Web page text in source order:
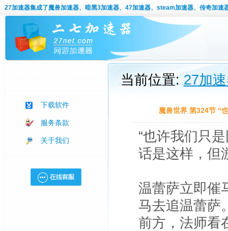
27加速器集成了魔兽加速器、暗黑3加速器、47加速器、steam加速器、传奇加速
下载软件
服务条款
关于我们
当前位置:27加
魔兽世界 第324节 “
“也许我们只
话是这样，但
温蕾萨立即催
马去追温蕾萨
前方，法师看